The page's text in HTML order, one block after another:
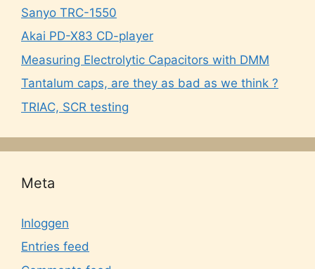
Sanyo TRC-1550
Akai PD-X83 CD-player
Measuring Electrolytic Capacitors with DMM
Tantalum caps, are they as bad as we think ?
TRIAC, SCR testing
Meta
Inloggen
Entries feed